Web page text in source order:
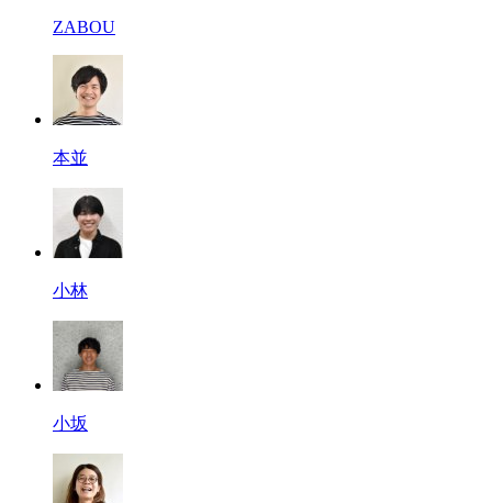
ZABOU
本並
小林
小坂